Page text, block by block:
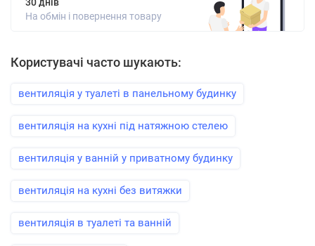
На обмін і повернення товару
Користувачі часто шукають:
вентиляція у туалеті в панельному будинку
вентиляція на кухні під натяжною стелею
вентиляція у ванній у приватному будинку
вентиляція на кухні без витяжки
вентиляція в туалеті та ванній